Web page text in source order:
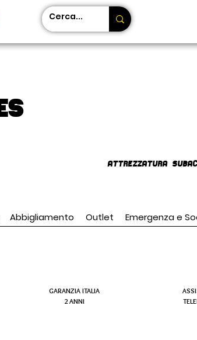
AttrezzaturA
Abbigliamento Outlet Emergenza e
GARANZIA ITALIA
2 ANNI